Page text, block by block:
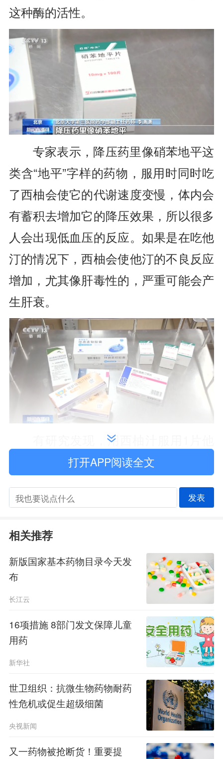
这种酶的活性。
专家表示，降压药里像硝苯地平这
类含“地平”字样的药物，服用时同时吃
了西柚会使它的代谢速度变慢，体内会
有蓄积去增加它的降压效果，所以很多
人会出现低血压的反应。如果是在吃他
汀的情况下，西柚会使他汀的不良反应
增加，尤其像肝毒性的，严重可能会产
生肝衰。
有研究发现，用西柚汁服用1片他
汀类药物，相当于用水服用12到15片他
中，很多是常见药，那么，大多数患者
是非专业人士，很难记住它们，怎么办
呢？
专家表示：大家可以简单判断的一
个方法就是查阅说明书，
如果说明书中
对药物的代谢记载了它可以通过3A4酶
代谢，那么它就会和西柚发生冲突， 大
打开APP阅读全文
发表
相关推荐
新版国家基本药物目录今天发
布
长江云
16项措施 8部门发文保障儿童
用药
新华社
世卫组织：抗微生物药物耐药
性危机或促生超级细菌
央视新闻
又一药物被抢断货！重要提